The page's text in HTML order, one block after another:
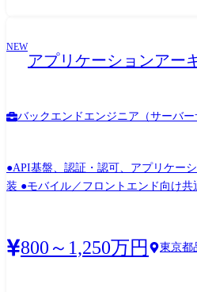
NEW
アプリケーションアー
バックエンドエンジニア（サーバー
●API基盤、認証・認可、アプリケー
装 ●モバイル／フロントエンド向け共通機
す。 本ポジションでは、API基盤、認証・認可、アプリケーションフレームワーク、モバイル向け共通機能、マイクロサービスアーキテクチャといった複数のプロダクト・チームが横断的
に利用する共通機能群の中核を担っ
800～1,250万円 東京都